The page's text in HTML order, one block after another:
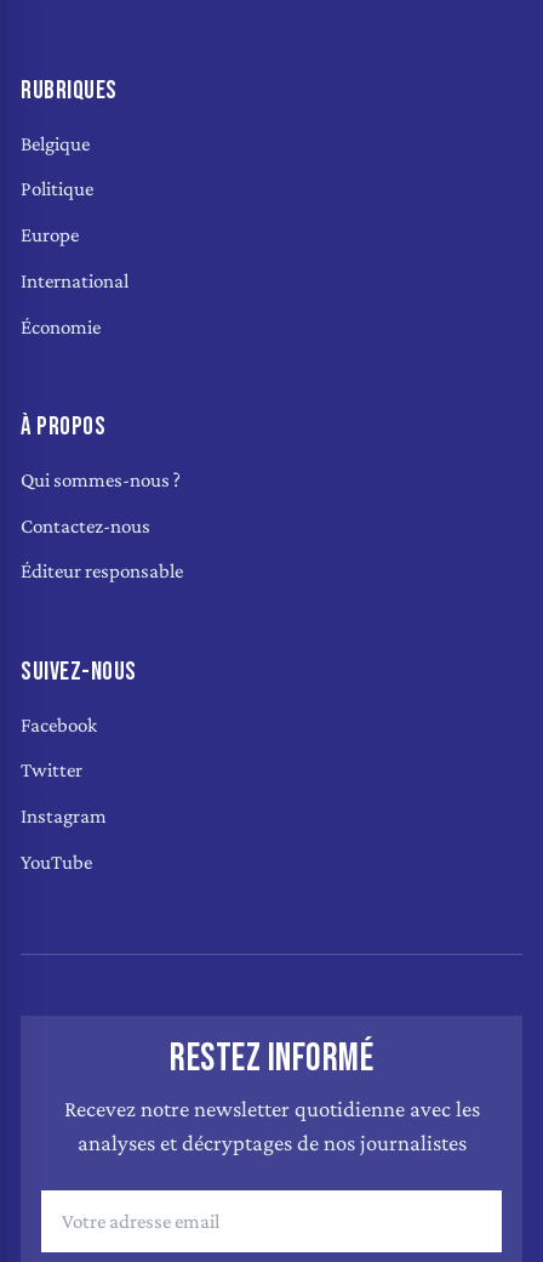
RUBRIQUES
Belgique
Politique
Europe
International
Économie
À PROPOS
Qui sommes-nous ?
Contactez-nous
Éditeur responsable
SUIVEZ-NOUS
Facebook
Twitter
Instagram
YouTube
RESTEZ INFORMÉ
Recevez notre newsletter quotidienne avec les
analyses et décryptages de nos journalistes